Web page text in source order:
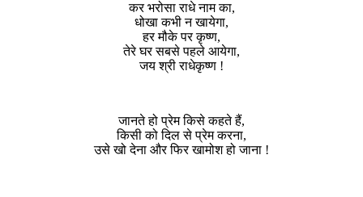
कर भरोसा राधे नाम का,
धोखा कभी न खायेगा,
हर मौके पर कृष्ण,
तेरे घर सबसे पहले आयेगा,
जय श्री राधेकृष्ण !
जानते हो प्रेम किसे कहते हैं,
किसी को दिल से प्रेम करना,
उसे खो देना और फिर खामोश हो जाना !